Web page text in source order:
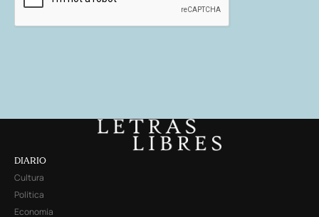
DIARIO
Cultura
Política
Economía